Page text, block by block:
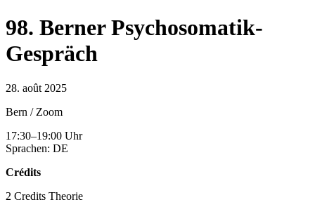
98. Berner Psychosomatik-
Gespräch
28. août 2025
Bern / Zoom
17:30–19:00 Uhr
Sprachen: DE
Crédits
2 Credits Theorie